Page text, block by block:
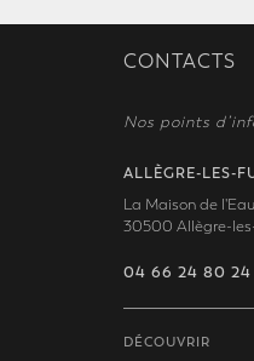
CONTACTS
Nos points
ALLÈGRE-LES-
La Maison de l'Eau
30500 Allègre-
04 66 24 80 24
DÉCOUVRIR